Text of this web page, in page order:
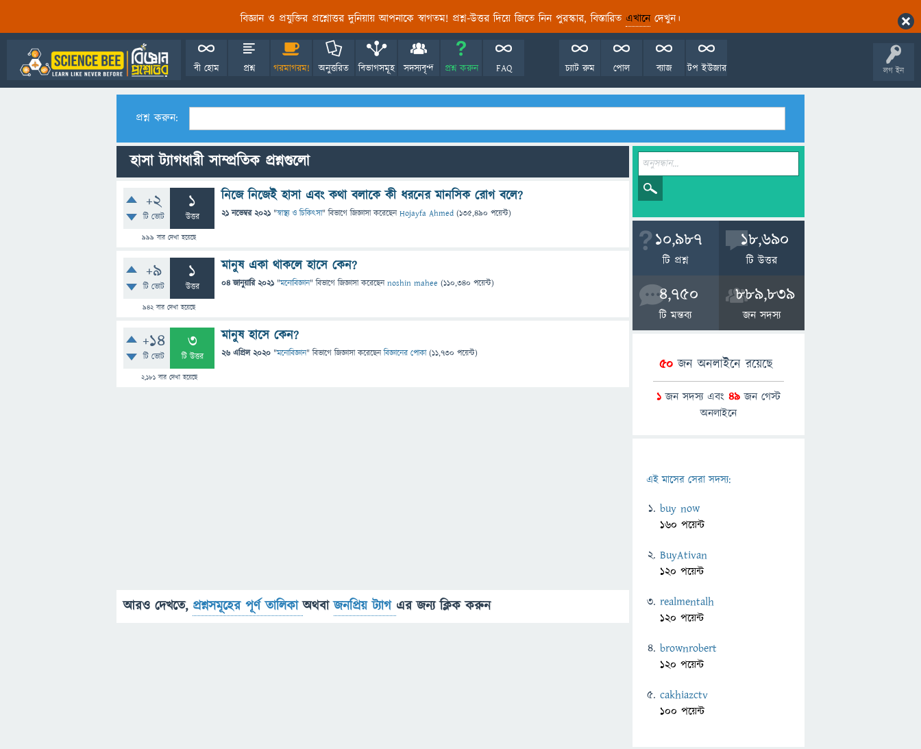
বিজ্ঞান ও প্রযুক্তির প্রশ্নোত্তর দুনিয়ায় আপনাকে স্বাগতম! প্রশ্ন-উত্তর দিয়ে জিতে নিন পুরস্কার, বিস্তারিত এখানেদেখুন।
লগ ইন
বী হোম প্রশ্ন গরমাগরম! অনুত্তরিত বিভাগসমূহ সদস্যবৃন্দ প্রশ্ন করুন FAQ টপ ইউজার
ব্যাজ
পোল
চ্যাট রুম
প্রশ্ন করুন:
হাসা ট্যাগধারী সাম্প্রতিক প্রশ্নগুলো
+2
টি ভোট
1
উত্তর
999 বার দেখা হয়েছে
নিজে নিজেই হাসা এবং কথা বলাকে কী ধরনের মানসিক রোগ বলে?
21 নভেম্বর 2021 "স্বাস্থ্য ও চিকিৎসা" বিভাগে জিজ্ঞাসাকরেছেনHojayfa Ahmed (135,490 পয়েন্ট)
+9
টি ভোট
1
উত্তর
942বার দেখা হয়েছে
মানুষ একা থাকলে হাসে কেন?
04 জানুয়ারি 2021 "মনোবিজ্ঞান" বিভাগে জিজ্ঞাসাকরেছেনnoshin mahee (110,340 পয়েন্ট)
+14
টি ভোট
3
টি উত্তর
2,181বার দেখা হয়েছে
মানুষ হাসে কেন?
26 এপ্রিল 2020 "মনোবিজ্ঞান" বিভাগে জিজ্ঞাসাকরেছেনবিজ্ঞানের পোকা (11,730 পয়েন্ট)
আরও দেখতে, প্রশ্নসমূহের পূর্ণ তালিকাঅথবাজনপ্রিয় ট্যাগ এর জন্য ক্লিক করুন
10,987
টি প্রশ্ন
18,690
টি উত্তর
4,750
টি মন্তব্য
889,839
জন সদস্য
50জন অনলাইনে রয়েছে
1 জন সদস্য এবং 49 জন গেস্ট
অনলাইনে
এই মাসের সেরা সদস্য:
buy now
160 পয়েন্ট
BuyAtivan
120 পয়েন্ট
realmentalh
120 পয়েন্ট
brownrobert
120 পয়েন্ট
cakhiazctv
100 পয়েন্ট